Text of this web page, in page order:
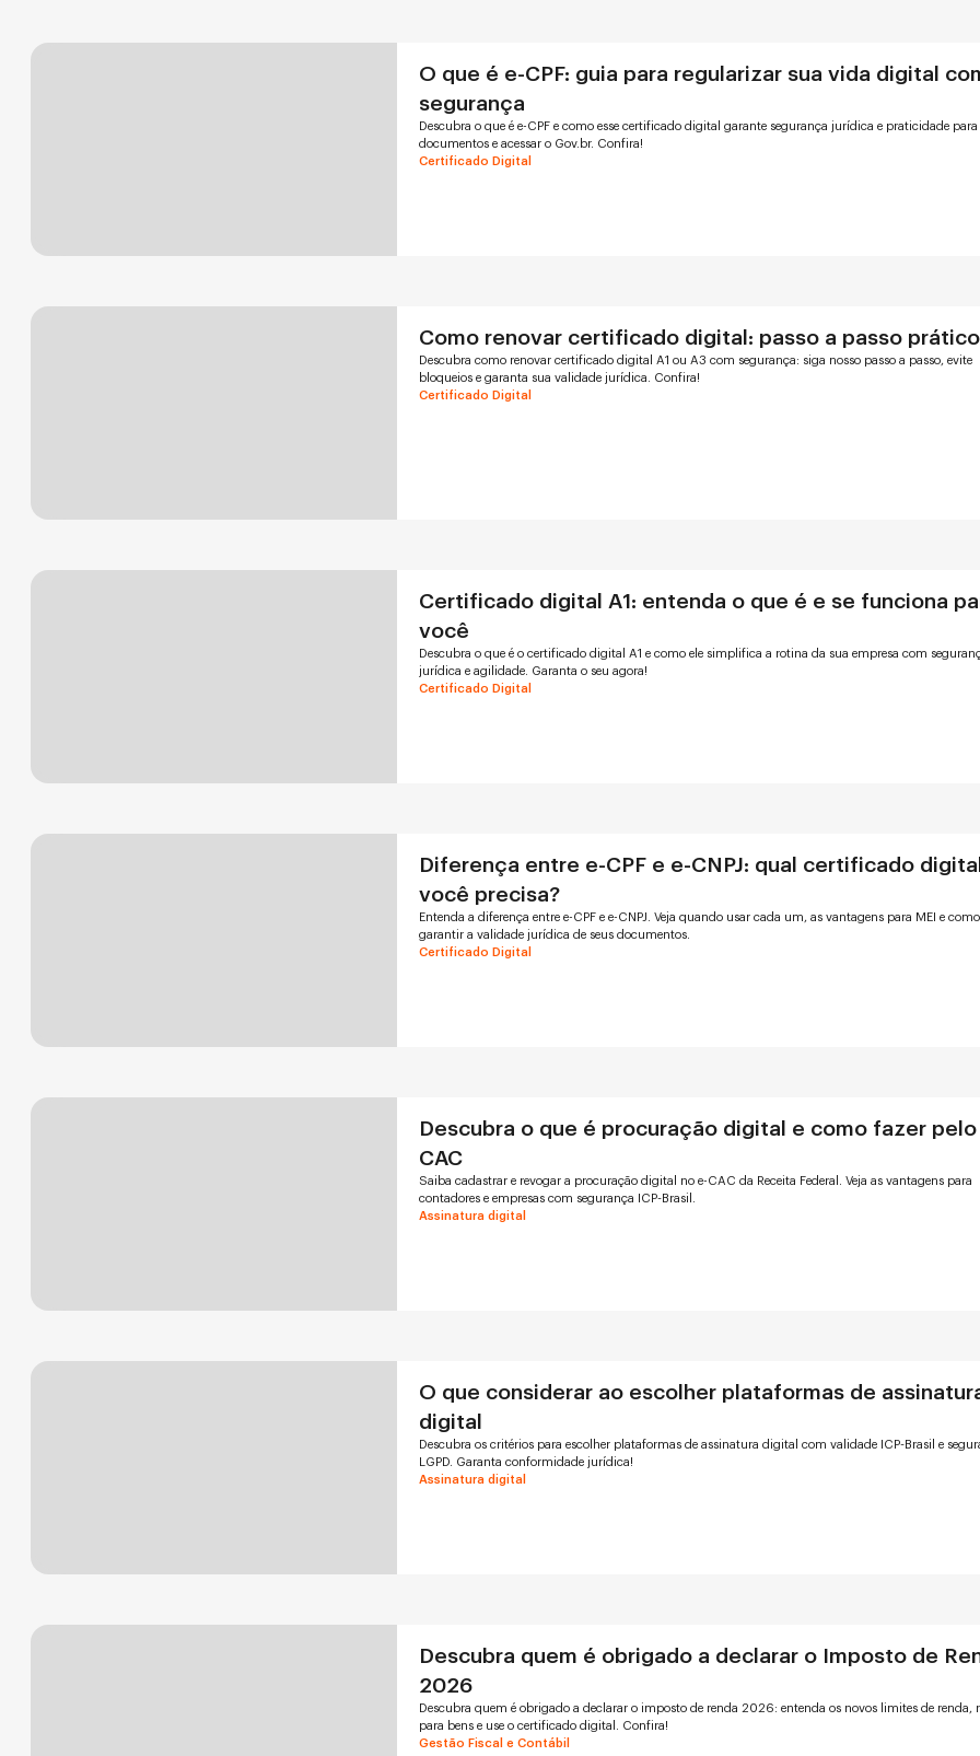
O que é e-CPF: guia para regularizar sua vida digital
segurança
Descubra o que é e-CPF e como esse certificado digital garante segurança jurídica e praticidade para
documentos e acessar o Gov.br. Confira!
Certificado Digital
Como renovar certificado digital: passo a passo prático
Descubra como renovar certificado digital A1 ou A3 com segurança: siga nosso passo a passo, evite
bloqueios e garanta sua validade jurídica. Confira!
Certificado Digital
Certificado digital A1: entenda o que é e se funciona
você
Descubra o que é o certificado digital A1 e como ele simplifica a rotina da sua empresa com
jurídica e agilidade. Garanta o seu agora!
Certificado Digital
Diferença entre e-CPF e e-CNPJ: qual certificado digital
você precisa?
Entenda a diferença entre e-CPF e e-CNPJ. Veja quando usar cada um, as vantagens para MEI e como
garantir a validade jurídica de seus documentos.
Certificado Digital
Descubra o que é procuração digital e como fazer pelo
CAC
Saiba cadastrar e revogar a procuração digital no e-CAC da Receita Federal. Veja as vantagens para
contadores e empresas com segurança ICP-Brasil.
Assinatura digital
O que considerar ao escolher plataformas de
digital
Descubra os critérios para escolher plataformas de assinatura digital com validade ICP-Brasil e
LGPD. Garanta conformidade jurídica!
Assinatura digital
Descubra quem é obrigado a declarar o Imposto de
2026
Descubra quem é obrigado a declarar o imposto de renda 2026: entenda os novos limites de renda,
para bens e use o certificado digital. Confira!
Gestão Fiscal e Contábil